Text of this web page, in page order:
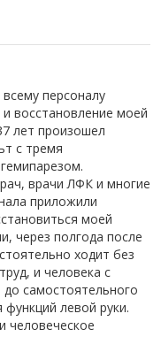
персоналу
восстановление моей
лет произошел
с тремя
врачи ЛФК и многие
приложили
моей
через полгода после
ходит без
и человека с
самостоятельного
левой руки.
человеческое